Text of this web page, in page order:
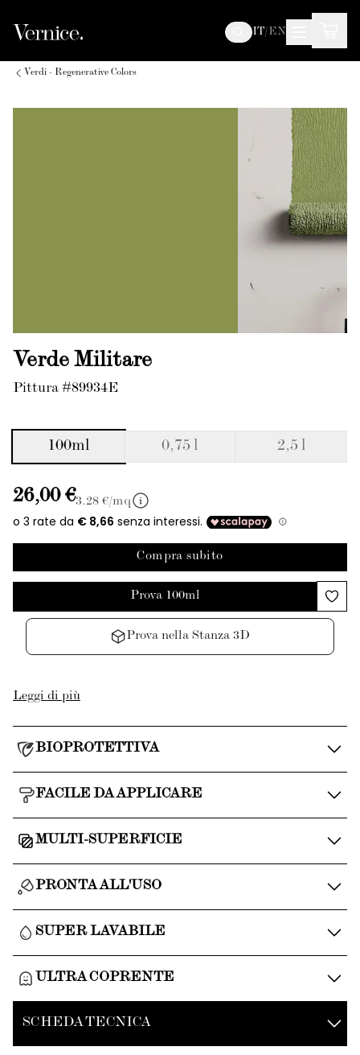
IT/EN
Verdi - Regenerative Colors
Verde Militare
Pittura #89934E
100ml 0,75 l 2,5 l
26,00 €3.28 €/mq
Compra subito
Prova 100ml
Prova nella Stanza 3D
Leggi di più
BIOPROTETTIVA
FACILE DA APPLICARE
MULTI-SUPERFICIE
PRONTA ALL'USO
SUPER LAVABILE
ULTRA COPRENTE
SCHEDA TECNICA